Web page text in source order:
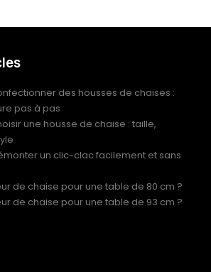
des housses de chaises :
pas à pas
une housse de chaise : taille,
un clic-clac facilement et sans
de chaise pour une table de 80 cm ?
de chaise pour une table de 93 cm ?